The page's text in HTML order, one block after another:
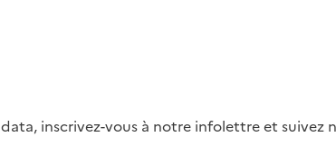
inscrivez-vous à notre infolettre et suivez